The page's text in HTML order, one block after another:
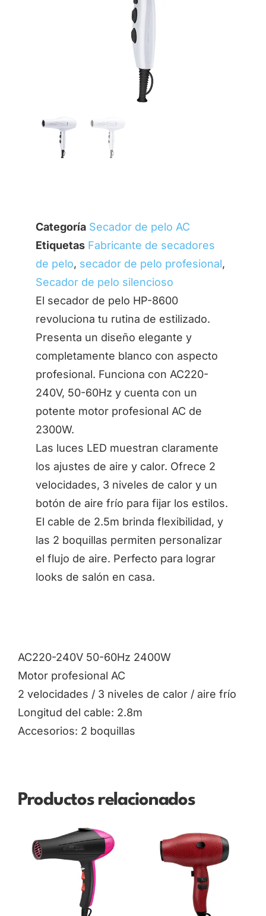
Categoría Secador de pelo AC
Etiquetas Fabricante de secadores
de pelo, secador de pelo profesional,
Secador de pelo silencioso
El secador de pelo HP-8600
revoluciona tu rutina de estilizado.
Presenta un diseño elegante y
completamente blanco con aspecto
profesional. Funciona con AC220-
240V, 50-60Hz y cuenta con un
potente motor profesional AC de
2300W.
Las luces LED muestran claramente
los ajustes de aire y calor. Ofrece 2
velocidades, 3 niveles de calor y un
botón de aire frío para fijar los estilos.
El cable de 2.5m brinda flexibilidad, y
las 2 boquillas permiten personalizar
el flujo de aire. Perfecto para lograr
looks de salón en casa.
AC220-240V 50-60Hz 2400W
Motor profesional AC
2 velocidades / 3 niveles de calor / aire frío
Longitud del cable: 2.8m
Accesorios: 2 boquillas
Productos relacionados